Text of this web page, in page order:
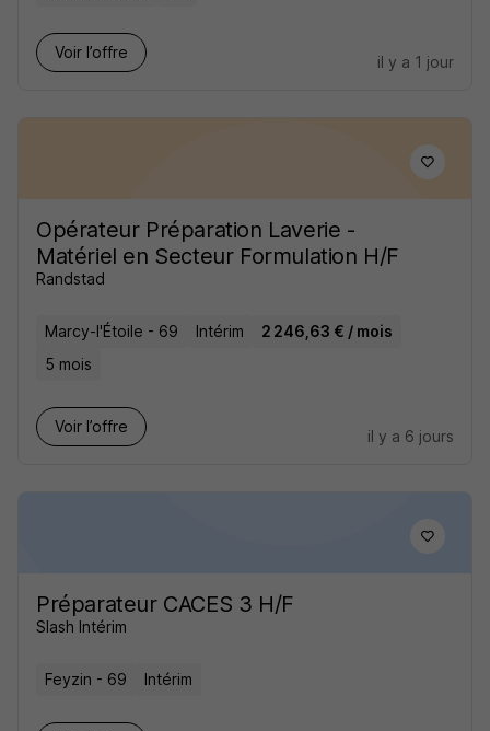
Voir l’offre
il y a 1 jour
Opérateur Préparation Laverie -
Matériel en Secteur Formulation H/F
Randstad
Marcy-l'Étoile - 69 Intérim
2 246,63 € / mois
5 mois
Voir l’offre
il y a 6 jours
Préparateur CACES 3 H/F
Slash Intérim
Feyzin - 69 Intérim